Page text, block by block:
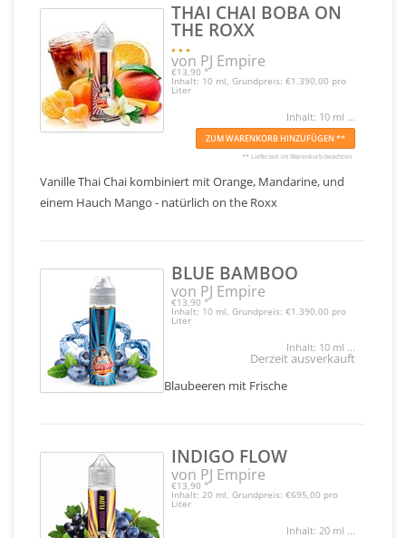
THAI CHAI BOBA ON
THE ROXX
von PJ Empire
€13,90 *
Inhalt: 10 ml, Grundpreis: €1.390,00 pro
Liter
Inhalt: 10 ml ...
ZUM WARENKORB HINZUFÜGEN **
** Lieferzeit im Warenkorb beachten
Vanille Thai Chai kombiniert mit Orange, Mandarine, und
einem Hauch Mango - natürlich on the Roxx
BLUE BAMBOO
von PJ Empire
€13,90 *
Inhalt: 10 ml, Grundpreis: €1.390,00 pro
Liter
Inhalt: 10 ml ...
Derzeit ausverkauft
Blaubeeren mit Frische
INDIGO FLOW
von PJ Empire
€13,90 *
Inhalt: 20 ml, Grundpreis: €695,00 pro
Liter
Inhalt: 20 ml ...